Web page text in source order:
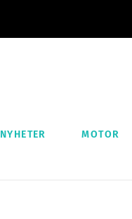
NYHETER MOTOR